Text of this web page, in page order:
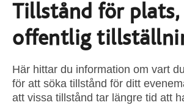
Tillstånd för plats,
offentlig
Här hittar du information om vart
för att söka tillstånd för ditt
att vissa tillstånd tar längre tid att